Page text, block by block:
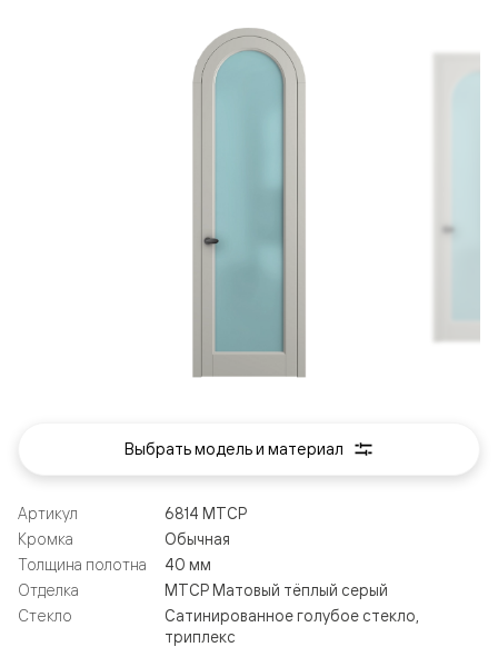
Артикул
6814 МТСР
Кромка
Обычная
Толщина полотна
40 мм
Отделка
МТСР Матовый тёплый серый
Стекло
Сатинированное голубое стекло,
триплекс
Выбрать модель и материал